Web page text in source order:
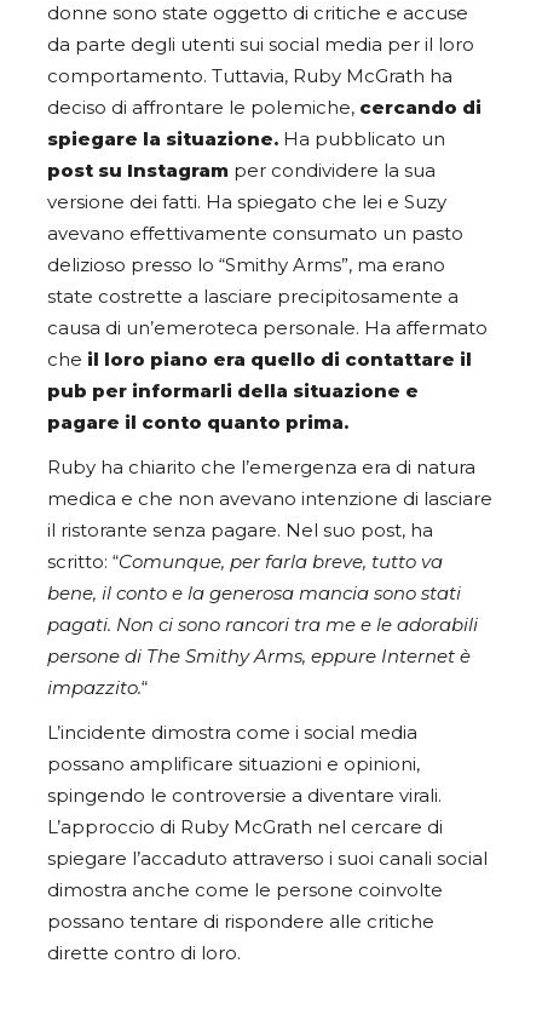
donne sono state oggetto di critiche e accuse
da parte degli utenti sui social media per il loro
comportamento. Tuttavia, Ruby McGrath ha
deciso di affrontare le polemiche, cercando di
spiegare la situazione. Ha pubblicato un
post su Instagram per condividere la sua
versione dei fatti. Ha spiegato che lei e Suzy
avevano effettivamente consumato un pasto
delizioso presso lo “Smithy Arms”, ma erano
state costrette a lasciare precipitosamente a
causa di un’emeroteca personale. Ha affermato
che il loro piano era quello di contattare il
pub per informarli della situazione e
pagare il conto quanto prima.
Ruby ha chiarito che l’emergenza era di natura
medica e che non avevano intenzione di lasciare
il ristorante senza pagare. Nel suo post, ha
scritto: “Comunque, per farla breve, tutto va
bene, il conto e la generosa mancia sono stati
pagati. Non ci sono rancori tra me e le adorabili
persone di The Smithy Arms, eppure Internet è
impazzito.“
L’incidente dimostra come i social media
possano amplificare situazioni e opinioni,
spingendo le controversie a diventare virali.
L’approccio di Ruby McGrath nel cercare di
spiegare l’accaduto attraverso i suoi canali social
dimostra anche come le persone coinvolte
possano tentare di rispondere alle critiche
dirette contro di loro.